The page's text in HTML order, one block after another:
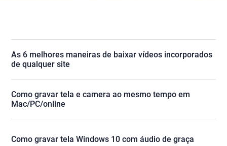
As 6 melhores maneiras de baixar vídeos incorporados
de qualquer site
Como gravar tela e camera ao mesmo tempo em
Mac/PC/online
Como gravar tela Windows 10 com áudio de graça